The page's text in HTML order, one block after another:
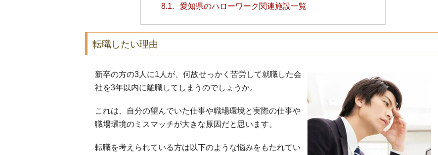
8.1. 愛知県のハローワーク関連施設一覧
転職したい理由
新卒の方の3人に1人が、何故せっかく苦労して就職した会
社を3年以内に離職してしまうのでしょうか。
これは、自分の望んでいた仕事や職場環境と実際の仕事や
職場環境のミスマッチが大きな原因だと思います。
転職を考えられている方は以下のような悩みをもたれてい